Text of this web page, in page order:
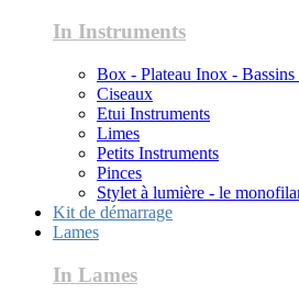
In Instruments
Box - Plateau Inox - Bassins
Ciseaux
Etui Instruments
Limes
Petits Instruments
Pinces
Stylet à lumière - le
Kit de démarrage
Lames
In Lames